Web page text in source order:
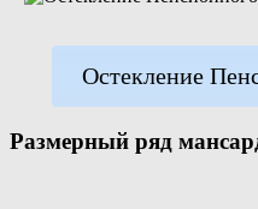
Остекление
Размерный ряд